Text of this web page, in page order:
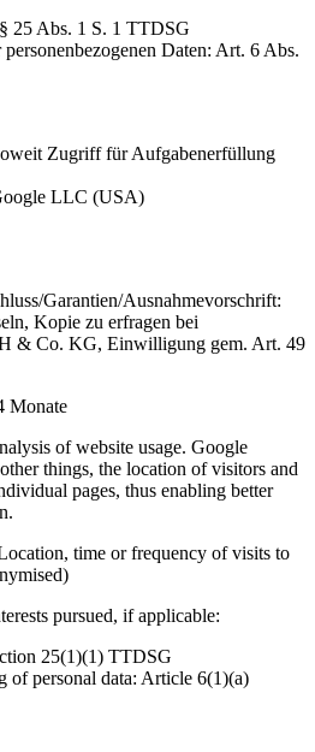
25 Abs. 1 S. 1 TTDSG
Daten: Art. 6 Abs.
Zugriff für Aufgabenerfüllung
LLC (USA)
Garantien/Ausnahmevorschrift:
Kopie zu erfragen bei
& Co. KG, Einwilligung gem. Art. 49
Monate
of website usage. Google
things, the location of visitors and
pages, thus enabling better
time or frequency of visits to
pursued, if applicable:
25(1)(1) TTDSG
of personal data: Article 6(1)(a)